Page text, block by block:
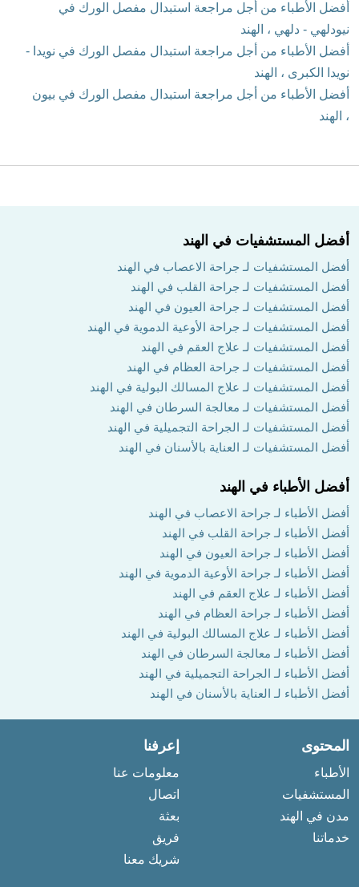
أفضل الأطباء من أجل مراجعة استبدال مفصل الورك في
نيودلهي - دلهي ، الهند
أفضل الأطباء من أجل مراجعة استبدال مفصل الورك في نويدا -
نويدا الكبرى ، الهند
أفضل الأطباء من أجل مراجعة استبدال مفصل الورك في بيون
، الهند
أفضل المستشفيات في الهند
أفضل المستشفيات لـ جراحة الاعصاب في الهند
أفضل المستشفيات لـ جراحة القلب في الهند
أفضل المستشفيات لـ جراحة العيون في الهند
أفضل المستشفيات لـ جراحة الأوعية الدموية في الهند
أفضل المستشفيات لـ علاج العقم في الهند
أفضل المستشفيات لـ جراحة العظام في الهند
أفضل المستشفيات لـ علاج المسالك البولية في الهند
أفضل المستشفيات لـ معالجة السرطان في الهند
أفضل المستشفيات لـ الجراحة التجميلية في الهند
أفضل المستشفيات لـ العناية بالأسنان في الهند
أفضل الأطباء في الهند
أفضل الأطباء لـ جراحة الاعصاب في الهند
أفضل الأطباء لـ جراحة القلب في الهند
أفضل الأطباء لـ جراحة العيون في الهند
أفضل الأطباء لـ جراحة الأوعية الدموية في الهند
أفضل الأطباء لـ علاج العقم في الهند
أفضل الأطباء لـ جراحة العظام في الهند
أفضل الأطباء لـ علاج المسالك البولية في الهند
أفضل الأطباء لـ معالجة السرطان في الهند
أفضل الأطباء لـ الجراحة التجميلية في الهند
أفضل الأطباء لـ العناية بالأسنان في الهند
المحتوى
الأطباء
المستشفيات
مدن في الهند
خدماتنا
إعرفنا
معلومات عنا
اتصال
بعثة
فريق
شريك معنا